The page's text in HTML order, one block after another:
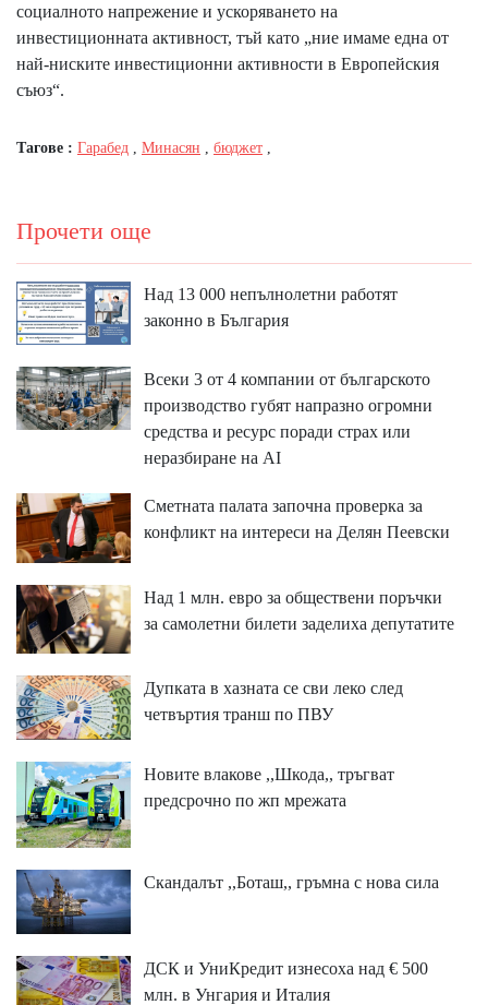
социалното напрежение и ускоряването на
инвестиционната активност, тъй като „ние имаме една от
най-ниските инвестиционни активности в Европейския
съюз“.
Тагове : Гарабед Минасян бюджет
Прочети още
Над 13 000 непълнолетни работят
законно в България
Всеки 3 от 4 компании от българското
производство губят напразно огромни
средства и ресурс поради страх или
неразбиране на AI
Сметната палата започна проверка за
конфликт на интереси на Делян Пеевски
Над 1 млн. евро за обществени поръчки
за самолетни билети заделиха депутатите
Дупката в хазната се сви леко след
четвъртия транш по ПВУ
Новите влакове ,,Шкода,, тръгват
предсрочно по жп мрежата
Скандалът ,,Боташ,, гръмна с нова сила
ДСК и УниКредит изнесоха над € 500
млн. в Унгария и Италия